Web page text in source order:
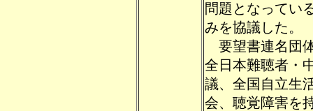
問題となってい
みを協議した。
要望書連名団
全日本難聴者・
議、全国自立生
会、聴覚障害を